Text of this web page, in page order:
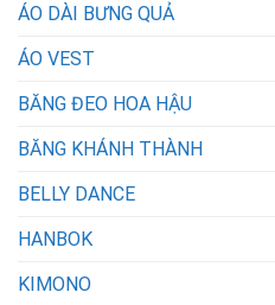
ÁO DÀI BƯNG QUẢ
ÁO VEST
BĂNG ĐEO HOA HẬU
BĂNG KHÁNH THÀNH
BELLY DANCE
HANBOK
KIMONO